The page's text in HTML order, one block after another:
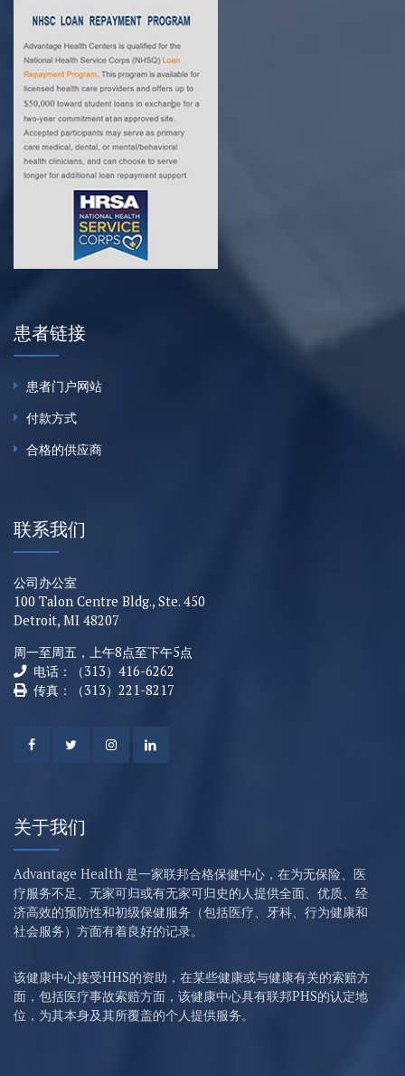
患者链接
患者门户网站
付款方式
合格的供应商
联系我们
公司办公室
100 Talon Centre Bldg., Ste. 450
Detroit, MI 48207
周一至周五，上午8点至下午5点
电话：（313）416-6262
传真：（313）221-8217
关于我们
Advantage Health 是一家联邦合格保健中心，在为无保险、医
疗服务不足、无家可归或有无家可归史的人提供全面、优质、经
济高效的预防性和初级保健服务（包括医疗、牙科、行为健康和
社会服务）方面有着良好的记录。
该健康中心接受HHS的资助，在某些健康或与健康有关的索赔方
面，包括医疗事故索赔方面，该健康中心具有联邦PHS的认定地
位，为其本身及其所覆盖的个人提供服务。